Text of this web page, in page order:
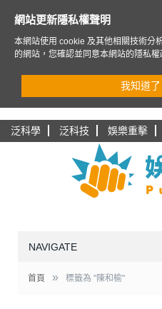
泛科學 泛科技 娛樂重擊
NAVIGATE
首頁 » 標籤為 "陳和榆"
網站更新隱私權聲明
本網站使用 cookie 及其他相關技術分
的網站，您確認並同意本網站的隱私權
我知道了